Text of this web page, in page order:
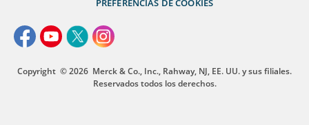
PREFERENCIAS DE COOKIES
Copyright © 2026 Merck & Co., Inc., Rahway, NJ, EE. UU. y sus filiales.
Reservados todos los derechos.